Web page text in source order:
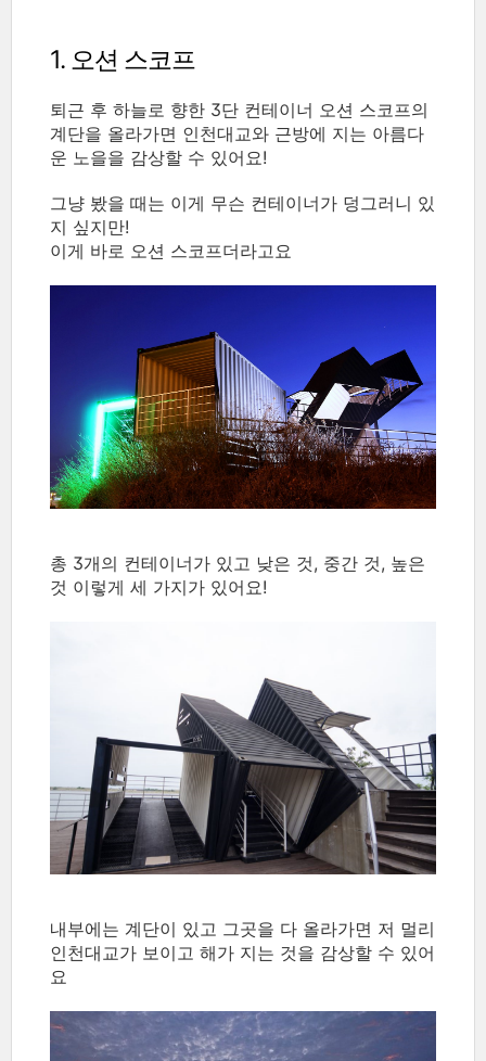
1. 오션 스코프
퇴근 후 하늘로 향한 3단 컨테이너 오션 스코프의
계단을 올라가면 인천대교와 근방에 지는 아름다
운 노을을 감상할 수 있어요!
그냥 봤을 때는 이게 무슨 컨테이너가 덩그러니 있
지 싶지만!
이게 바로 오션 스코프더라고요
총 3개의 컨테이너가 있고 낮은 것, 중간 것, 높은
것 이렇게 세 가지가 있어요!
내부에는 계단이 있고 그곳을 다 올라가면 저 멀리
인천대교가 보이고 해가 지는 것을 감상할 수 있어
요